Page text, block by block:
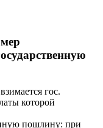
гос.
которой
пошлину: при